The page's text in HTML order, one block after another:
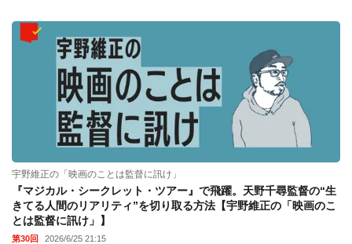
宇野維正の「映画のことは監督に訊け」
『マジカル・シークレット・ツアー』で飛躍。天野千尋監督の“生
きてる人間のリアリティ”を切り取る方法【宇野維正の「映画のこ
とは監督に訊け」】
第30回 2026/6/25 21:15